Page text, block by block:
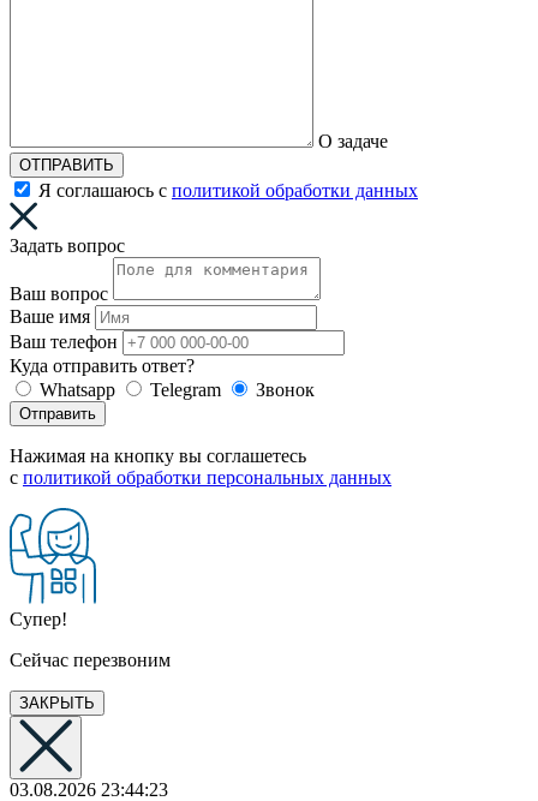
О задаче
ОТПРАВИТЬ
Я соглашаюсь с политикой обработки данных
Задать вопрос
Ваш вопрос
Ваше имя
Ваш телефон
Куда отправить ответ?
Whatsapp
Telegram Звонок
Отправить
Нажимая на кнопку вы соглашетесь
с политикой обработки персональных данных
Супер!
Сейчас перезвоним
ЗАКРЫТЬ
03.08.2026 23:44:23